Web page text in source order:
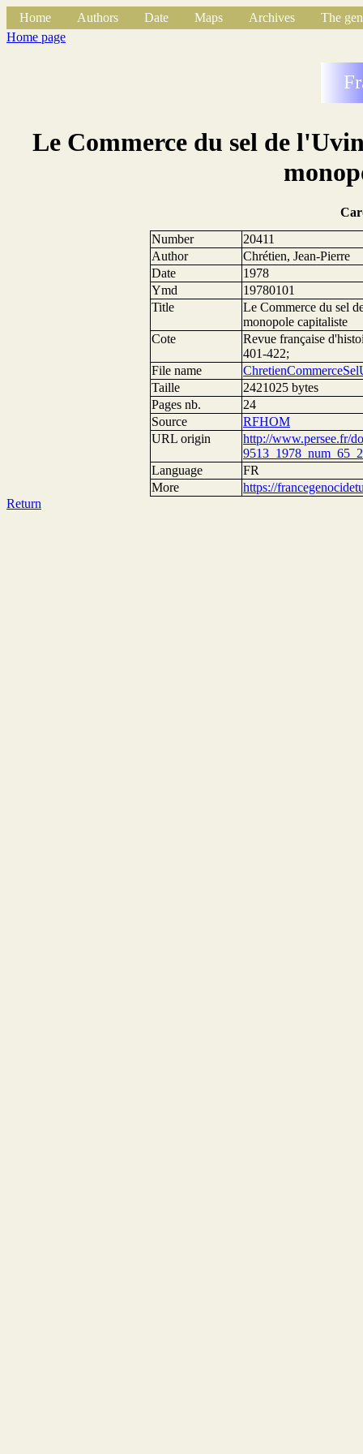
Home Authors Date Maps Archives
The
Home page
Le Commerce du sel de
Number
20411
Author
Chrétien, Jean-Pierre
Date
1978
Ymd
19780101
Title
Le Commerce du sel
monopole capitaliste
Cote
Revue française
401-422;
File name
Taille
2421025 bytes
Pages nb.
24
Source
RFHOM
URL origin
http://www.persee.fr/
Language
FR
More
https://
Return